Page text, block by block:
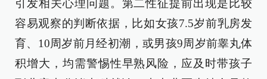
引发相关心理问题。第二性征提前出现是比较
容易观察的判断依据，比如女孩7.5岁前乳房发
育、10周岁前月经初潮，或男孩9周岁前睾丸体
积增大，均需警惕性早熟风险，应及时带孩子